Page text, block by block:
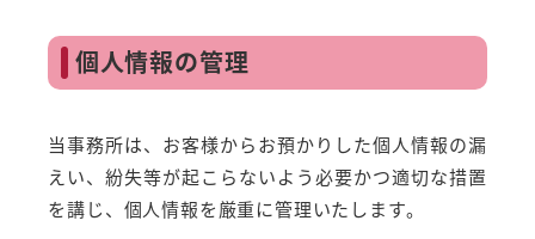
個人情報の管理
当事務所は、お客様からお預かりした個人情報の漏
えい、紛失等が起こらないよう必要かつ適切な措置
を講じ、個人情報を厳重に管理いたします。